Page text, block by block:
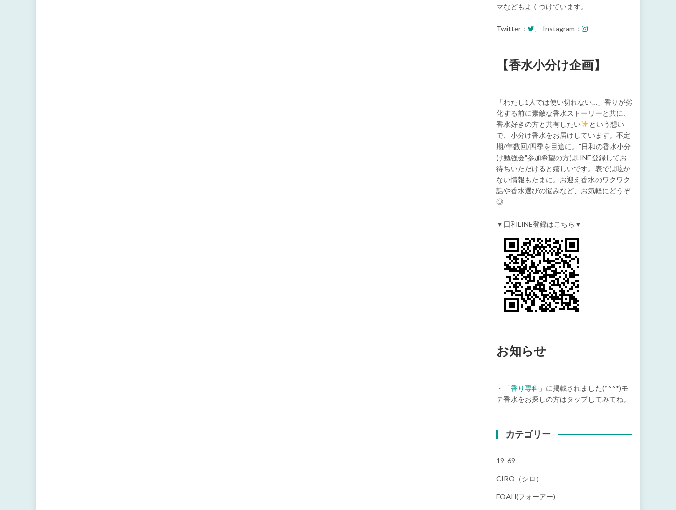
マなどもよくつけています。
Twitter： 、 Instagram：
【香水小分け企画】
「わたし1人では使い切れない…」香りが劣
化する前に素敵な香水ストーリーと共に、
香水好きの方と共有したい
という想い
で、小分け香水をお届けしています。不定
期/年数回/四季を目途に。"日和の香水小分
け勉強会"参加希望の方はLINE登録してお
待ちいただけると嬉しいです。表では呟か
ない情報もたまに。お迎え香水のワクワク
話や香水選びの悩みなど、お気軽にどうぞ
◎
▼日和LINE登録はこちら▼
お知らせ
・「香り専科 」に掲載されました(*^^*)モ
テ香水をお探しの方はタップしてみてね。
カテゴリー
19-69
CIRO（シロ）
FOAH(フォーアー)